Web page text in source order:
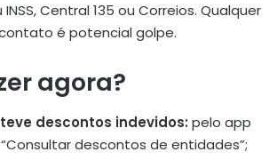
Central 135 ou Correios. Qualquer
é potencial golpe.
agora?
descontos indevidos: pelo app
descontos de entidades”;